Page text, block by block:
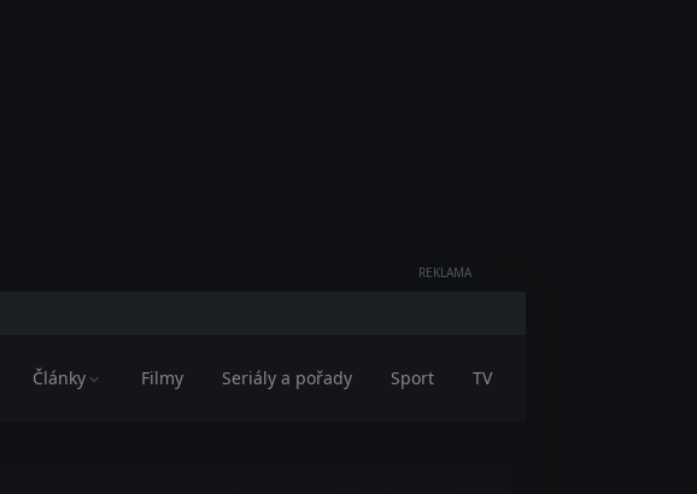
REKLAMA
Články Filmy Seriály a pořady Sport TV